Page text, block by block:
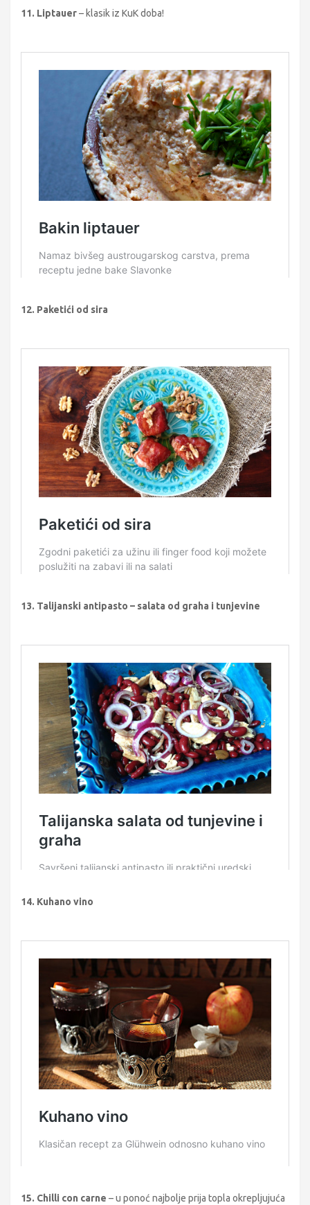
11. Liptauer– klasik iz KuK doba!
12. Paketići od sira
13. Talijanski antipasto – salata od graha i tunjevine
14. Kuhano vino
15. Chilli con carne – u ponoć najbolje prija topla okrepljujuća